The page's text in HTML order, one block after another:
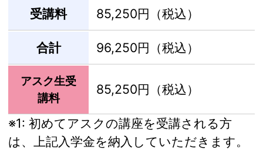
受講料 85,250円（税込）
合計 96,250円（税込）
アスク生受
講料
85,250円（税込）
※1: 初めてアスクの講座を受講される方
は、上記入学金を納入していただきます。